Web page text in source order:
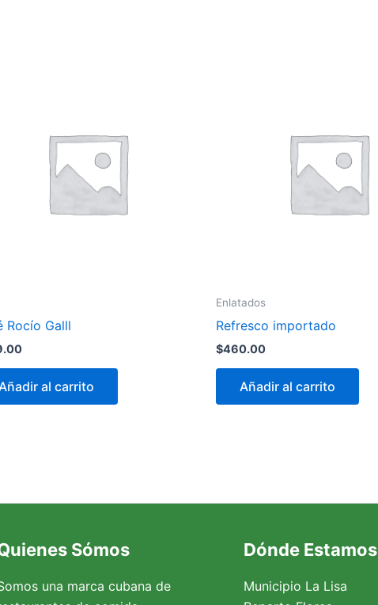
Rocío Galll
al carrito
Enlatados
Refresco importado
$460.00
Añadir al carrito
Sómos
una marca cubana de
Dónde Estamos
Municipio La Lisa